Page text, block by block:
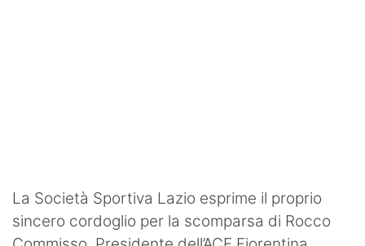
La Società Sportiva Lazio esprime il proprio
sincero cordoglio per la scomparsa di Rocco